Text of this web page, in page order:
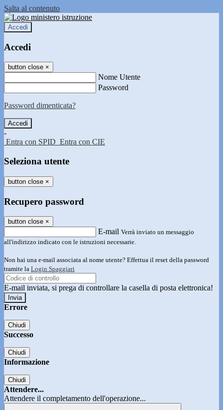
Salta al contenuto
Accedi
Accedi
button close ×
Nome Utente
Password
Password dimenticata?
-
Entra con SPID Entra con CIE
Seleziona utente
button close ×
Recupero password
button close ×
E-mail Verrà inviato un messaggio
all'indirizzo indicato con le istruzioni necessarie.
Non hai una e-mail associata al nome utente? Effettua il reset della password
tramite la Login Spaggiari
E-mail inviata, si prega di controllare la casella di posta elettronica!
Errore
Chiudi
Successo
Chiudi
Informazione
Chiudi
Attendere...
Attendere il completamento dell'operazione...